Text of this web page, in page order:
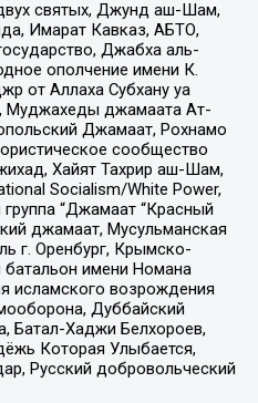
святых, Джунд аш-Шам,
Имарат Кавказ, АБТО,
Джабха аль-
ополчение имени К.
от Аллаха Субхану уа
Муджахеды джамаата Ат-
Джамаат, Рохнамо
сообщество
Хайят Тахрир аш-Шам,
Socialism/White Power,
“Джамаат “Красный
джамаат, Мусульманская
г. Оренбург, Крымско-
батальон имени Номана
исламского возрождения
Дуббайский
Батал-Хаджи Белхороев,
Которая Улыбается,
Русский добровольческий